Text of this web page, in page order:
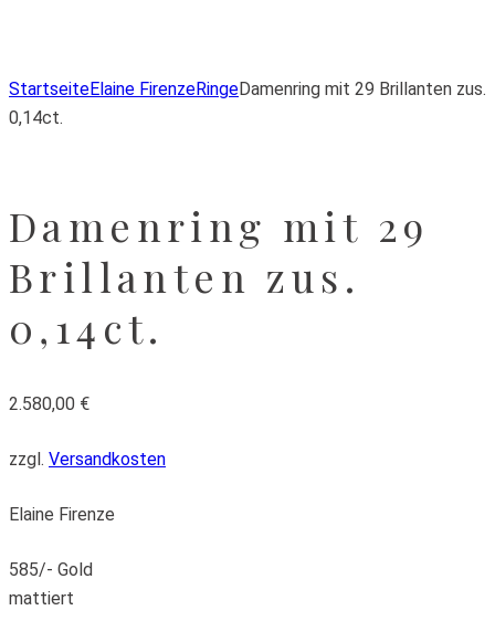
StartseiteElaine FirenzeRingeDamenring mit 29 Brillanten zus.
0,14ct.
Damenring mit 29
Brillanten zus.
0,14ct.
2.580,00 €
zzgl. Versandkosten
Elaine Firenze
585/- Gold
mattiert